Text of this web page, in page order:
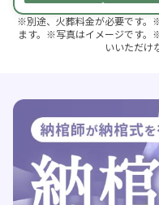
※別途、火葬料金が必要です。
ます。※写真はイメージです。
いいただけ